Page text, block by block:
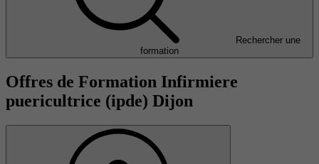
Rechercher une
formation
Offres de Formation Infirmiere
puericultrice (ipde) Dijon